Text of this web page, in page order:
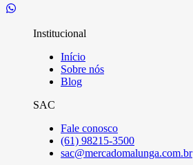
Institucional
Início
Sobre nós
Blog
SAC
Fale conosco
(61) 98215-3500
sac@mercadomalunga.com.br